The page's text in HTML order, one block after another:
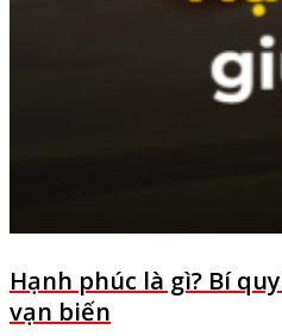
Hạnh phúc là gì? Bí
vạn biến